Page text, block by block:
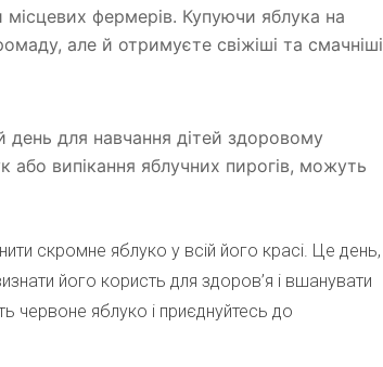
фермерів. Купуючи яблука на
але й отримуєте свіжіші та смачніші
для навчання дітей здоровому
або випікання яблучних пирогів, можуть
скромне яблуко у всій його красі. Це день,
його користь для здоров’я і вшанувати
червоне яблуко і приєднуйтесь до